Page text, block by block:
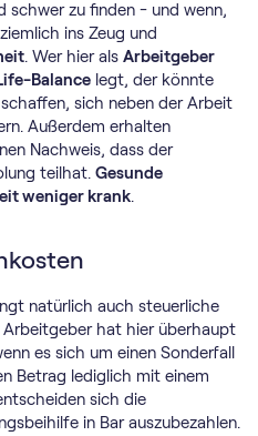
schwer zu finden - und wenn,
ins Zeug und
. Wer hier als Arbeitgeber
Balance legt, der könnte
sich neben der Arbeit
Außerdem erhalten
Nachweis, dass der
teilhat. Gesunde
weniger krank.
natürlich auch steuerliche
hat hier überhaupt
es sich um einen Sonderfall
Betrag lediglich mit einem
sich die
in Bar auszubezahlen.